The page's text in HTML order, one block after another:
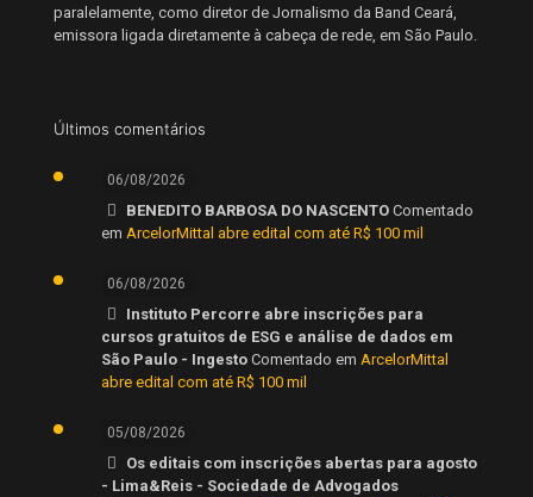
paralelamente, como diretor de Jornalismo da Band Ceará,
emissora ligada diretamente à cabeça de rede, em São Paulo.
Últimos comentários
06/08/2026
BENEDITO BARBOSA DO NASCENTO Comentado
em ArcelorMittal abre edital com até R$ 100 mil
06/08/2026
Instituto Percorre abre inscrições para
cursos gratuitos de ESG e análise de dados em
São Paulo - Ingesto Comentado em ArcelorMittal
abre edital com até R$ 100 mil
05/08/2026
Os editais com inscrições abertas para agosto
- Lima&Reis - Sociedade de Advogados